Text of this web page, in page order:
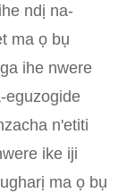
ndị na-
ma ọ bụ
ihe nwere
eguzogide
n'etiti
ike iji
ma ọ bụ